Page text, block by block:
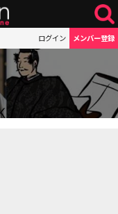
ログイン メンバー登録